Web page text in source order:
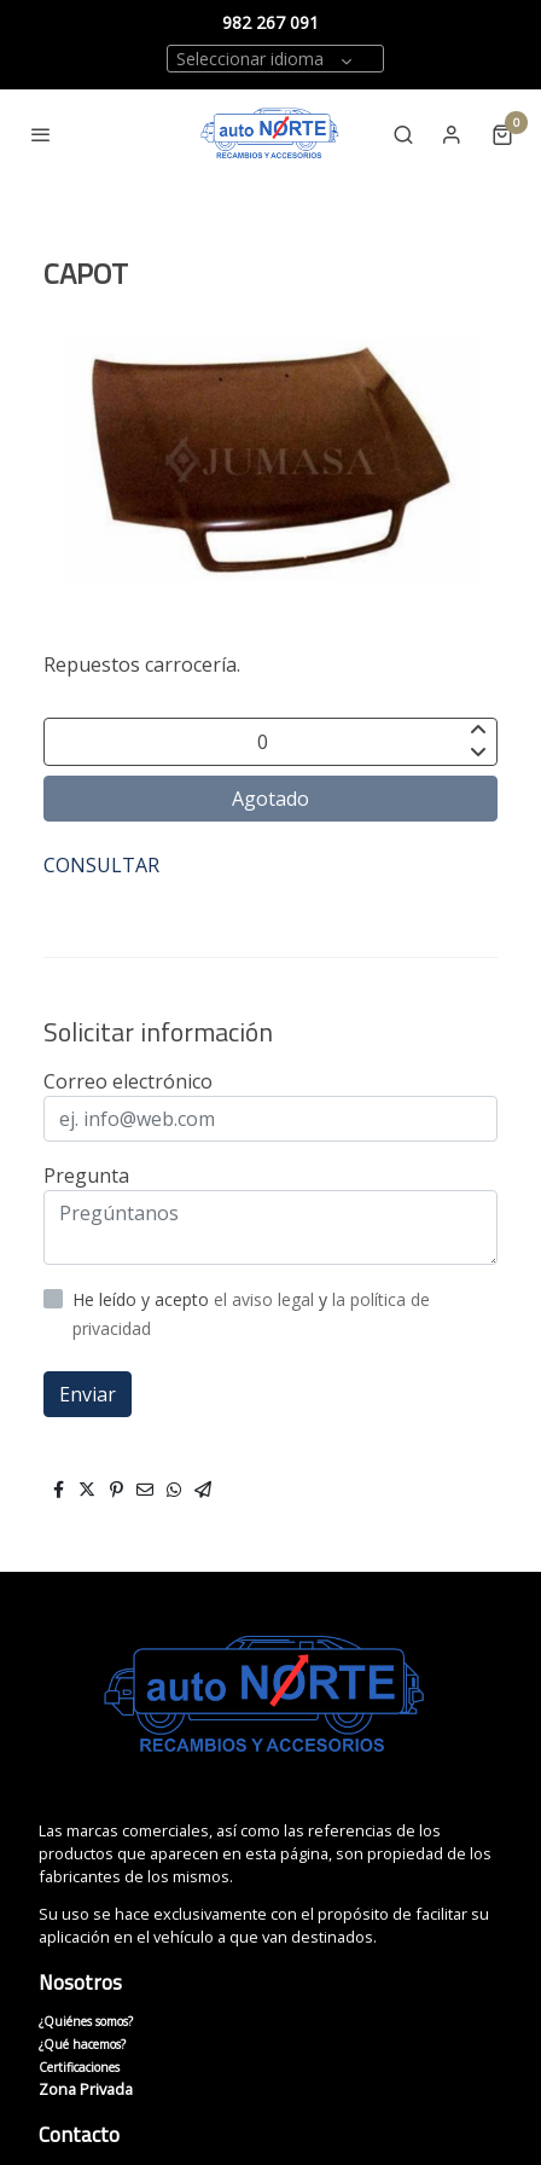
982 267 091
Seleccionar idioma
0
CAPOT
Repuestos carrocería.
Agotado
CONSULTAR
Solicitar información
Correo electrónico
Pregunta
He leído y acepto el aviso legal y la política de
privacidad
Enviar
Las marcas comerciales, así como las referencias de los
productos que aparecen en esta página, son propiedad de los
fabricantes de los mismos.
Su uso se hace exclusivamente con el propósito de facilitar su
aplicación en el vehículo a que van destinados.
Nosotros
¿Quiénes somos?
¿Qué hacemos?
Certificaciones
Zona Privada
Contacto